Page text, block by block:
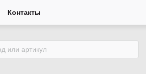
Контакты